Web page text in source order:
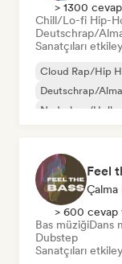
> 1300
Chill/Lo-fi Hip-
Deutschrap/
Sanatçıları
Cloud Rap/Hip
Deutschrap/
Nederhop/
Feel
Çalma
> 600 cevap
Bas müziğiDans
Dubstep
Sanatçıları